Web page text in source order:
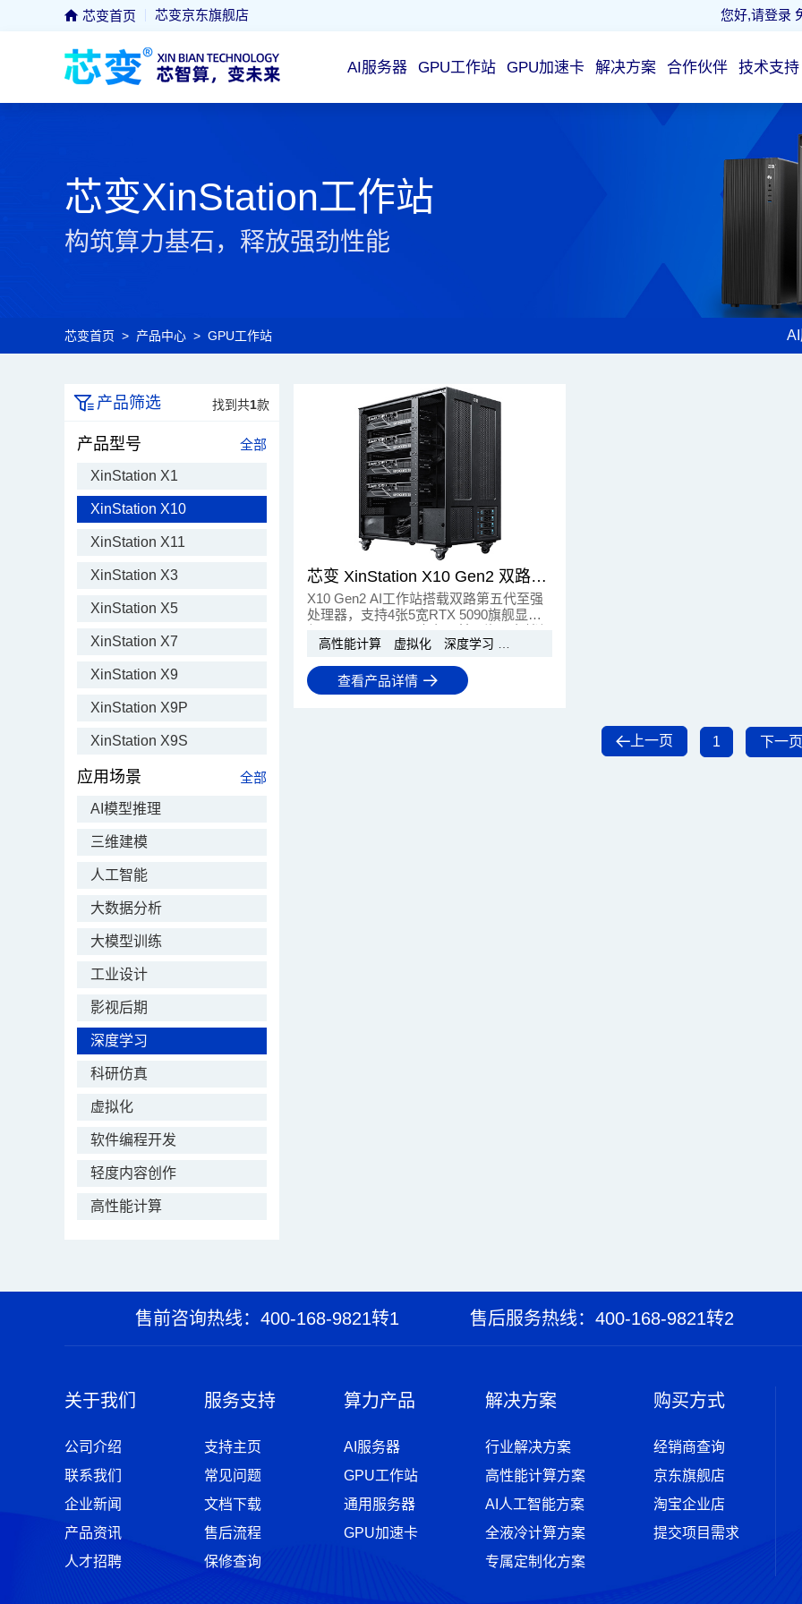
芯变首页 芯变京东旗舰店 您好,请登录
AI服务器 GPU工作站 GPU加速卡 解决方案 合作伙伴 技术支持
芯变XinStation工作站
构筑算力基石，释放强劲性能
芯变首页 > 产品中心 > GPU工作站
产品筛选 找到共1款
产品型号 全部
XinStation X1
XinStation X10
XinStation X11
XinStation X3
XinStation X5
XinStation X7
XinStation X9
XinStation X9P
XinStation X9S
应用场景 全部
AI模型推理
三维建模
人工智能
大数据分析
大模型训练
工业设计
影视后期
深度学习
科研仿真
虚拟化
软件编程开发
轻度内容创作
高性能计算
芯变 XinStation X10 Gen2 双路AI工作站
X10 Gen2 AI工作站搭载双路第五代至强
处理器，支持4张5宽RTX 5090旗舰显卡
热插拔冗余供电支持，为AI大模型训练、
专业渲染与科学计算提供旗舰级本地化算
力解决方案。
高性能计算 虚拟化 深度学习
查看产品详情
上一页 1 下一页
售前咨询热线：400-168-9821转1 售后服务热线：400-168-9821转2
关于我们
公司介绍
联系我们
企业新闻
产品资讯
人才招聘
服务支持
支持主页
常见问题
文档下载
售后流程
保修查询
算力产品
AI服务器
GPU工作站
通用服务器
GPU加速卡
解决方案
行业解决方案
高性能计算方案
AI人工智能方案
全液冷计算方案
专属定制化方案
购买方式
经销商查询
京东旗舰店
淘宝企业店
提交项目需求